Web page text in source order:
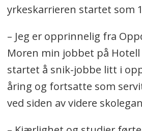
yrkeskarrieren startet som
– Jeg er opprinnelig fra
Moren min jobbet på Hotell
startet å snik-jobbe litt i
åring og fortsatte som
ved siden av videre